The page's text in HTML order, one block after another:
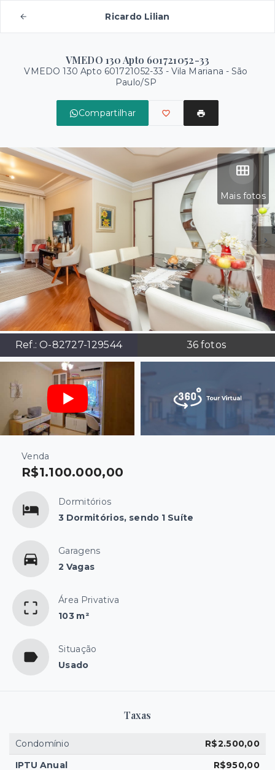
Ricardo Lilian
VMEDO 130 Apto 601721052-33
VMEDO 130 Apto 601721052-33 - Vila Mariana - São
Paulo/SP
Compartilhar
Mais fotos
Ref.: O-82727-129544 36 fotos
Venda
R$1.100.000,00
Dormitórios
3 Dormitórios, sendo 1 Suíte
Garagens
2 Vagas
Área Privativa
103 m²
Situação
Usado
Taxas
Condomínio
R$2.500,00
IPTU Anual
R$950,00